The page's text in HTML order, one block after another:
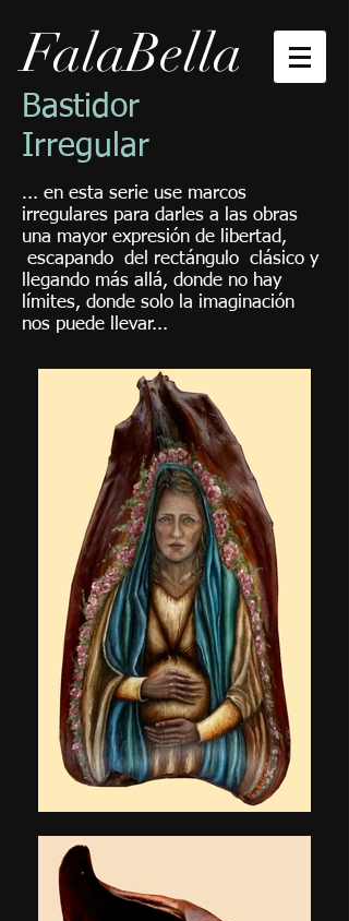
FalaBella
Bastidor
Irregular
... en esta serie use marcos
irregulares para darles a las obras
una mayor expresión de libertad,
escapando del rectángulo clásico y
llegando más allá, donde no hay
límites, donde solo la imaginación
nos puede llevar...